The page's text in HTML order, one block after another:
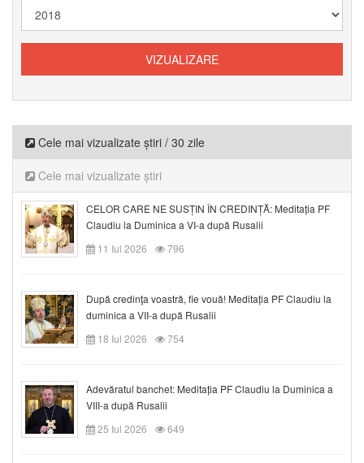
Cele mai vizualizate știri / 30 zile
Cele mai vizualizate știri
CELOR CARE NE SUSȚIN ÎN CREDINȚĂ: Meditația PF
Claudiu la Duminica a VI-a după Rusalii
11 Iul 2026
796
După credinţa voastră, fie vouă! Meditația PF Claudiu la
duminica a VII-a după Rusalii
18 Iul 2026
754
Adevăratul banchet: Meditația PF Claudiu la Duminica a
VIII-a după Rusalii
25 Iul 2026
649